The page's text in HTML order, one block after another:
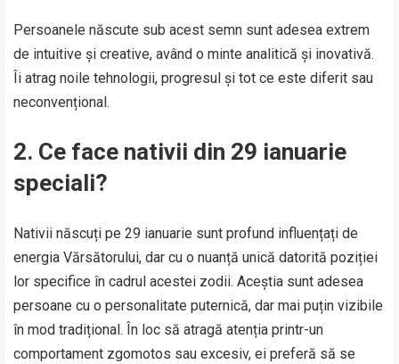
Persoanele născute sub acest semn sunt adesea extrem
de intuitive și creative, având o minte analitică și inovativă.
Îi atrag noile tehnologii, progresul și tot ce este diferit sau
neconvențional.
2. Ce face nativii din 29 ianuarie
speciali?
Nativii născuți pe 29 ianuarie sunt profund influențați de
energia Vărsătorului, dar cu o nuanță unică datorită poziției
lor specifice în cadrul acestei zodii. Aceștia sunt adesea
persoane cu o personalitate puternică, dar mai puțin vizibile
în mod tradițional. În loc să atragă atenția printr-un
comportament zgomotos sau excesiv, ei preferă să se